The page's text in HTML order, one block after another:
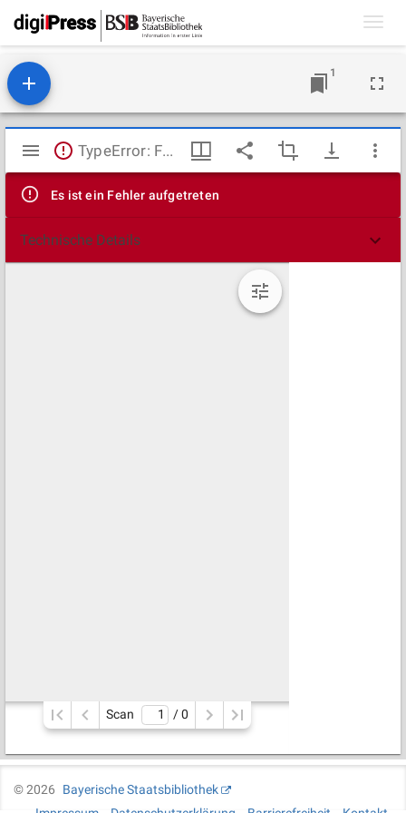
1
Mirador
Viewer
TypeError: Failed to fetch
Es ist ein Fehler aufgetreten
Technische Details
Scan / 0
©2026
Bayerische Staatsbibliothek